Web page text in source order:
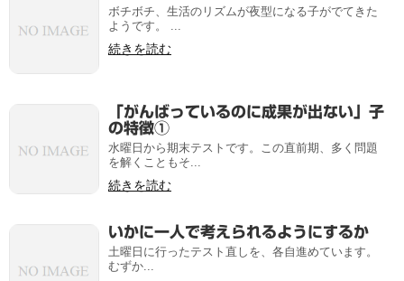
ボチボチ、生活のリズムが夜型になる子がでてきた
ようです。 ...
続きを読む
「がんばっているのに成果が出ない」子
の特徴①
水曜日から期末テストです。この直前期、多く問題
を解くこともそ...
続きを読む
いかに一人で考えられるようにするか
土曜日に行ったテスト直しを、各自進めています。
むずか...